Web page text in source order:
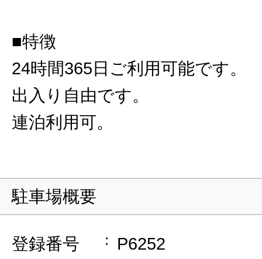
■特徴
24時間365日ご利用可能です。
出入り自由です。
連泊利用可。
駐車場概要
登録番号
P6252